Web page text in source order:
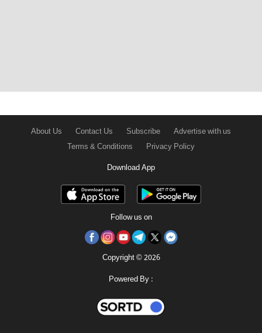
About Us Contact Us Subscribe
Advertise with us
Terms & Conditions
Privacy Policy
Download App
Follow us on
Copyright © 2026
Powered By :